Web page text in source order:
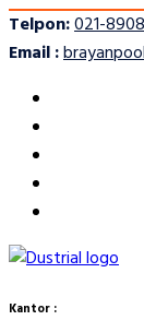
Telpon:021-
Email :
Kantor :